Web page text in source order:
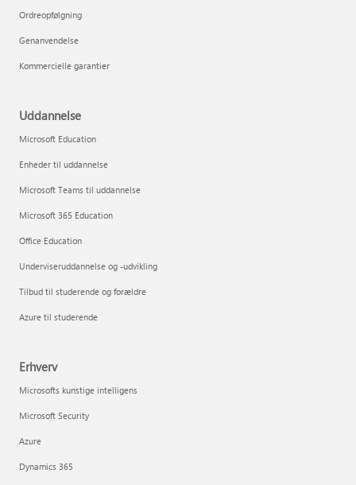
Ordreopfølgning
Genanvendelse
Kommercielle garantier
Uddannelse
Microsoft Education
Enheder til uddannelse
Microsoft Teams til uddannelse
Microsoft 365 Education
Office Education
Underviseruddannelse og -udvikling
Tilbud til studerende og forældre
Azure til studerende
Erhverv
Microsofts kunstige intelligens
Microsoft Security
Azure
Dynamics 365